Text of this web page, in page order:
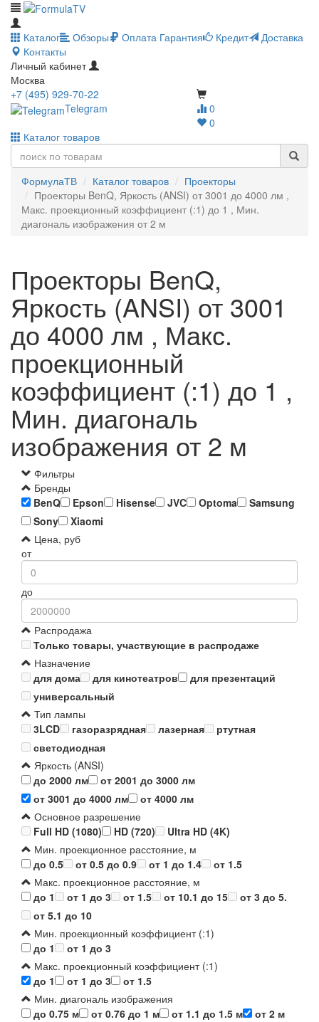
Каталог Обзоры Оплата Гарантия Кредит
Доставка
Контакты
Личный кабинет
Москва
0
0
+7 (495) 929-70-22
Telegram
Каталог товаров
ФормулаТВ Каталог товаров
Проекторы
Проекторы BenQ, Яркость (ANSI) от 3001 до 4000 лм ,
Макс. проекционный коэффициент (:1) до 1 , Мин.
диагональ изображения от 2 м
Проекторы BenQ,
Яркость (ANSI) от 3001
до 4000 лм , Макс.
проекционный
коэффициент (:1) до 1 ,
Мин. диагональ
изображения от 2 м
Фильтры
Бренды
BenQ
Epson Hisense JVC Optoma
Samsung
Sony
Xiaomi
Цена, руб
от
до
Распродажа
Только товары, участвующие в распродаже
Назначение
для дома
для кинотеатров
для презентаций
универсальный
Тип лампы
3LCD
газоразрядная лазерная
ртутная
светодиодная
Яркость (ANSI)
до 2000 лм
от 2001 до 3000 лм
от 3001 до 4000 лм
от 4000 лм
Основное разрешение
Full HD (1080)
HD (720)
Ultra HD (4K)
Мин. проекционное расстояние, м
до 0.5
от 0.5 до 0.9 от 1 до 1.4
от 1.5
Макс. проекционное расстояние, м
до 1
от 1 до 3 от 1.5 от 10.1 до 15
от 3 до 5.
от 5.1 до 10
Мин. проекционный коэффициент (:1)
до 1
от 1 до 3
Макс. проекционный коэффициент (:1)
до 1
от 1 до 3
от 1.5
Мин. диагональ изображения
до 0.75 м
от 0.76 до 1 м от 1.1 до 1.5 м
от 2 м